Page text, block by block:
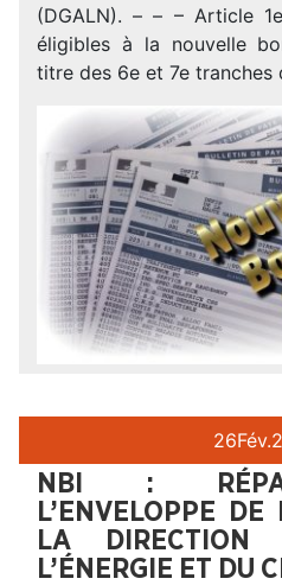
(DGALN). – – – Article
éligibles à la nouvelle
titre des 6e et 7e tranches
26Fév.
NBI :
L’ENVELOPPE
LA DIRECTION
L’ÉNERGIE ET DU